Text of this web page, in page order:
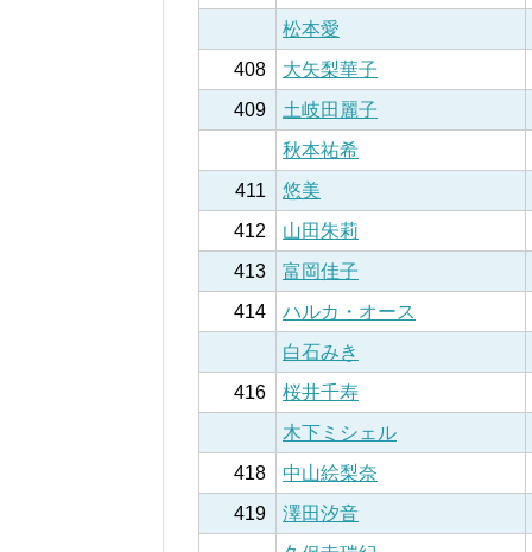
松本愛
408
大矢梨華子
409
土岐田麗子
秋本祐希
411
悠美
412
山田朱莉
413
富岡佳子
414
ハルカ・オース
白石みき
416
桜井千寿
木下ミシェル
418
中山絵梨奈
419
澤田汐音